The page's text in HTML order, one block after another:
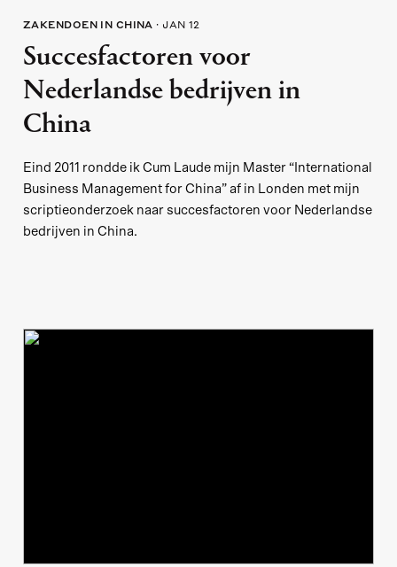
ZAKENDOEN IN CHINA JAN 12
Succesfactoren voor
Nederlandse bedrijven in
China
Eind 2011 rondde ik Cum Laude mijn Master “International
Business Management for China” af in Londen met mijn
scriptieonderzoek naar succesfactoren voor Nederlandse
bedrijven in China.